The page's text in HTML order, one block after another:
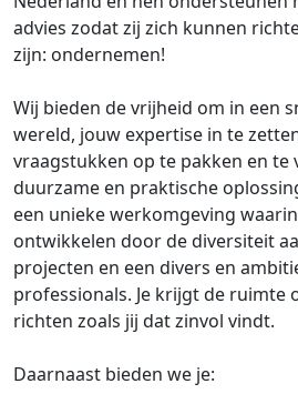
advies zodat zij zich kunnen
zijn: ondernemen!
Wij bieden de vrijheid om in een
wereld, jouw expertise in te
vraagstukken op te pakken en te
duurzame en praktische
een unieke werkomgeving
ontwikkelen door de diversiteit
projecten en een divers en
professionals. Je krijgt de ruimte
richten zoals jij dat zinvol vindt.
Daarnaast bieden we je: